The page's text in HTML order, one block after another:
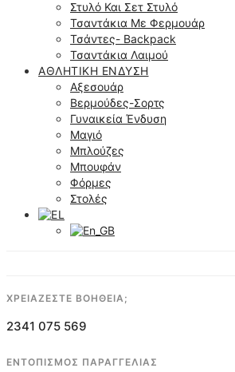
Στυλό Και Σετ Στυλό
Τσαντάκια Με Φερμουάρ
Τσάντες- Backpack
Τσαντάκια Λαιμού
ΑΘΛΗΤΙΚΉ ΈΝΔΥΣΗ
Αξεσουάρ
Βερμούδες-Σορτς
Γυναικεία Ένδυση
Μαγιό
Μπλούζες
Μπουφάν
Φόρμες
Στολές
ΧΡΕΙΑΖΕΣΤΕ ΒΟΗΘΕΙΑ;
2341 075 569
ΕΝΤΟΠΙΣΜΟΣ ΠΑΡΑΓΓΕΛΙΑΣ